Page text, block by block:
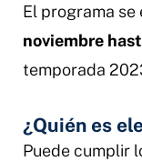
El programa
noviembre
temporada
¿Quién es
Puede cumplir